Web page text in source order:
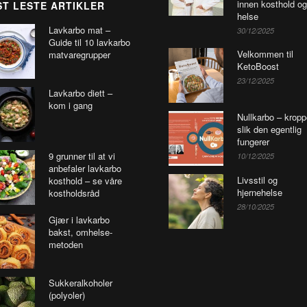
LESTE ARTIKLER
Lavkarbo mat –
Guide til 10 lavkarbo
matvaregrupper
Lavkarbo diett –
kom i gang
9 grunner til at vi
anbefaler lavkarbo
kosthold – se våre
kostholdsråd
Gjær i lavkarbo
bakst, omhelse-
metoden
Sukkeralkoholer
(polyoler)
innen kosthold og
helse
30/12/2025
Velkommen til
KetoBoost
23/12/2025
Nullkarbo –
slik den egentlig
fungerer
10/12/2025
Livsstil og
hjernehelse
28/10/2025